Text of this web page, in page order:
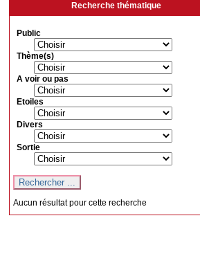
Recherche thématique
Public
Thème(s)
A voir ou pas
Etoiles
Divers
Sortie
Aucun résultat pour cette recherche